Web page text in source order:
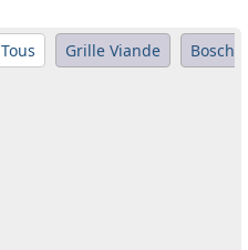
Tous Grille Viande Bosch